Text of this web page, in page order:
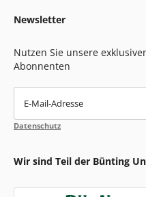
Newsletter
Nutzen Sie unsere
Abonnenten
E-Mail-Adresse
Datenschutz
Wir sind Teil der Bünting